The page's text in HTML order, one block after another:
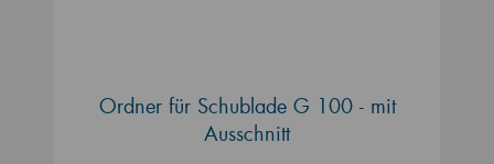
Ordner für Schublade G 100 - mit
Ausschnitt